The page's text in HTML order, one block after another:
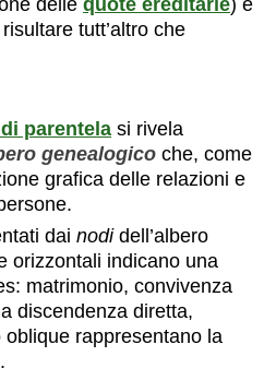
delle quote ereditarie) e
tutt’altro che
parentela si rivela
genealogico che, come
grafica delle relazioni e
dai nodidell’albero
orizzontali indicano una
matrimonio, convivenza
discendenza diretta,
rappresentano la